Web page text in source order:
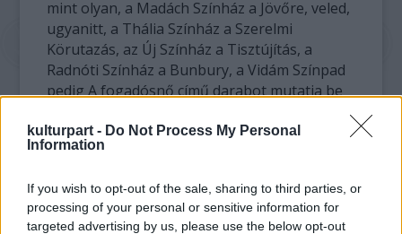
kulturpart - Do Not Process My Personal
Information
If you wish to opt-out of the sale, sharing to third parties, or
processing of your personal or sensitive information for
targeted advertising by us, please use the below opt-out
mint olyan, a Madách Színház a Jövőre, veled,
ugyanitt, a Thália Színház a Szerelmi
Körutazás, az Új Színház a Tisztújítás, a
Radnóti Színház a Bunbury, a Vidám Színpad
pedig A fogadósnő című darabot mutatja be
szerepeket Kern András, Kútvölgyi Erzsébet,
Hernádi Judit, Gálvölgyi János, Iglódi István,
Csomós Mari, Csányi Sándor, Tóth Ildikó és
Cserhalmi György játssza.